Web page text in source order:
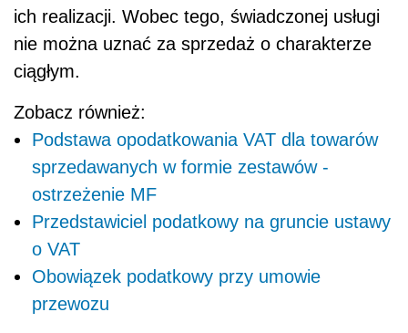
ich realizacji. Wobec tego, świadczonej usługi
nie można uznać za sprzedaż o charakterze
ciągłym.
Zobacz również:
Podstawa opodatkowania VAT dla towarów
sprzedawanych w formie zestawów -
ostrzeżenie MF
Przedstawiciel podatkowy na gruncie ustawy
o VAT
Obowiązek podatkowy przy umowie
przewozu